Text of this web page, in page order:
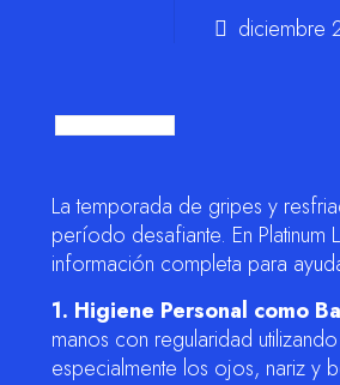
diciembre
La temporada de gripes y
período desafiante. En
información completa para
1. Higiene Personal como
manos con regularidad
especialmente los ojos, nariz y